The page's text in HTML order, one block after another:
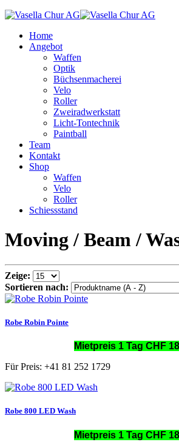
Home
Angebot
Waffen
Optik
Büchsenmacherei
Velo
Roller
Zweiradwerkstatt
Licht-Tontechnik
Paintball
Team
Kontakt
Shop
Waffen
Velo
Roller
Schiessstand
Moving / Beam /
Zeige:
Sortieren nach:
Robe Robin Pointe
Mietpreis 1 Tag CHF
Für Preis: +41 81 252 1729
Robe 800 LED Wash
Mietpreis 1 Tag CHF